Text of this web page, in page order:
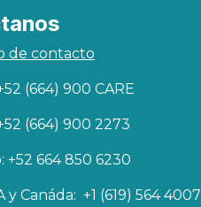
de contacto
(664) 900 CARE
(664) 900 2273
+52 664 850 6230
y Canáda: +1 (619) 564 4007